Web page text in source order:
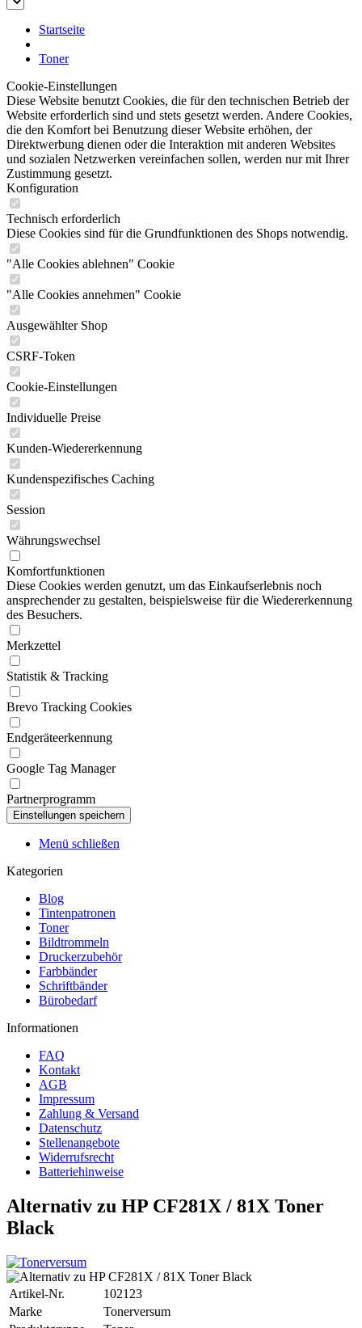
Startseite
Toner
Cookie-Einstellungen
Diese Website benutzt Cookies, die für den technischen Betrieb der
Website erforderlich sind und stets gesetzt werden. Andere Cookies,
die den Komfort bei Benutzung dieser Website erhöhen, der
Direktwerbung dienen oder die Interaktion mit anderen Websites
und sozialen Netzwerken vereinfachen sollen, werden nur mit Ihrer
Zustimmung gesetzt.
Konfiguration
Technisch erforderlich
Diese Cookies sind für die Grundfunktionen des Shops notwendig.
"Alle Cookies ablehnen" Cookie
"Alle Cookies annehmen" Cookie
Ausgewählter Shop
CSRF-Token
Cookie-Einstellungen
Individuelle Preise
Kunden-Wiedererkennung
Kundenspezifisches Caching
Session
Währungswechsel
Komfortfunktionen
Diese Cookies werden genutzt, um das Einkaufserlebnis noch
ansprechender zu gestalten, beispielsweise für die Wiedererkennung
des Besuchers.
Merkzettel
Statistik & Tracking
Brevo Tracking Cookies
Endgeräteerkennung
Google Tag Manager
Partnerprogramm
Menü schließen
Kategorien
Blog
Tintenpatronen
Toner
Bildtrommeln
Druckerzubehör
Farbbänder
Schriftbänder
Bürobedarf
Informationen
FAQ
Kontakt
AGB
Impressum
Zahlung & Versand
Datenschutz
Stellenangebote
Widerrufsrecht
Batteriehinweise
Alternativ zu HP CF281X / 81X Toner
Black
Artikel-Nr.
102123
Marke
Tonerversum